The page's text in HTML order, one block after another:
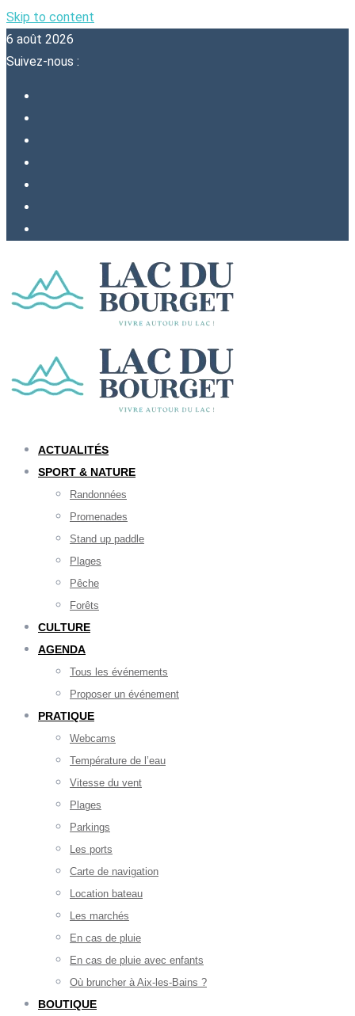
Skip to content
6 août 2026
Suivez-nous :
ACTUALITÉS
SPORT & NATURE
Randonnées
Promenades
Stand up paddle
Plages
Pêche
Forêts
CULTURE
AGENDA
Tous les événements
Proposer un événement
PRATIQUE
Webcams
Température de l’eau
Vitesse du vent
Plages
Parkings
Les ports
Carte de navigation
Location bateau
Les marchés
En cas de pluie
En cas de pluie avec enfants
Où bruncher à Aix-les-Bains ?
BOUTIQUE